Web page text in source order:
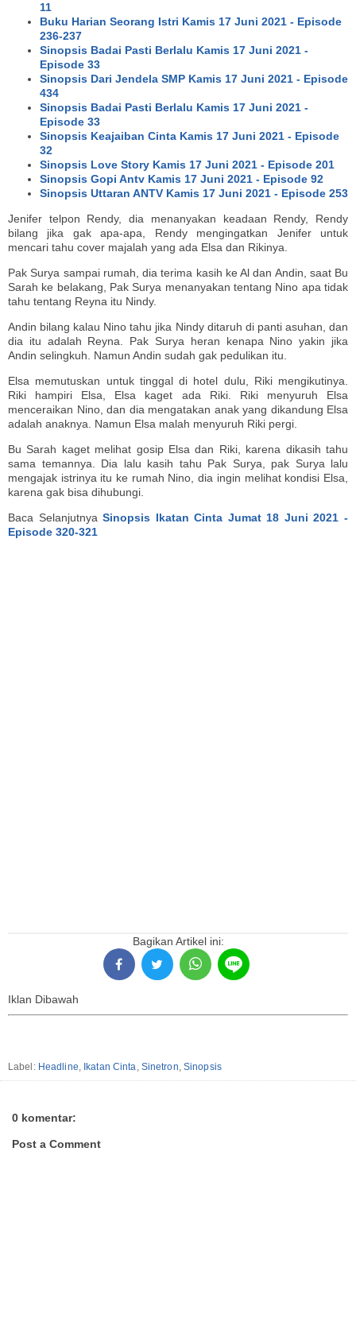
11
Buku Harian Seorang Istri Kamis 17 Juni 2021 - Episode
236-237
Sinopsis Badai Pasti Berlalu Kamis 17 Juni 2021 -
Episode 33
Sinopsis Dari Jendela SMP Kamis 17 Juni 2021 - Episode
434
Sinopsis Badai Pasti Berlalu Kamis 17 Juni 2021 -
Episode 33
Sinopsis Keajaiban Cinta Kamis 17 Juni 2021 - Episode
32
Sinopsis Love Story Kamis 17 Juni 2021 - Episode 201
Sinopsis Gopi Antv Kamis 17 Juni 2021 - Episode 92
Sinopsis Uttaran ANTV Kamis 17 Juni 2021 - Episode 253
Jenifer telpon Rendy, dia menanyakan keadaan Rendy, Rendy
bilang jika gak apa-apa, Rendy mengingatkan Jenifer untuk
mencari tahu cover majalah yang ada Elsa dan Rikinya.
Pak Surya sampai rumah, dia terima kasih ke Al dan Andin, saat Bu
Sarah ke belakang, Pak Surya menanyakan tentang Nino apa tidak
tahu tentang Reyna itu Nindy.
Andin bilang kalau Nino tahu jika Nindy ditaruh di panti asuhan, dan
dia itu adalah Reyna. Pak Surya heran kenapa Nino yakin jika
Andin selingkuh. Namun Andin sudah gak pedulikan itu.
Elsa memutuskan untuk tinggal di hotel dulu, Riki mengikutinya.
Riki hampiri Elsa, Elsa kaget ada Riki. Riki menyuruh Elsa
menceraikan Nino, dan dia mengatakan anak yang dikandung Elsa
adalah anaknya. Namun Elsa malah menyuruh Riki pergi.
Bu Sarah kaget melihat gosip Elsa dan Riki, karena dikasih tahu
sama temannya. Dia lalu kasih tahu Pak Surya, pak Surya lalu
mengajak istrinya itu ke rumah Nino, dia ingin melihat kondisi Elsa,
karena gak bisa dihubungi.
Baca SelanjutnyaSinopsis Ikatan Cinta Jumat 18 Juni 2021 -
Episode 320-321
Bagikan Artikel ini:
Iklan Dibawah
Label: Headline, Ikatan Cinta, Sinetron, Sinopsis
0 komentar:
Post a Comment